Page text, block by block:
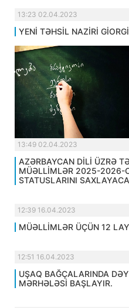
13:23 02.04.2023
YENİ TƏHSİL NAZİRİ
13:49 02.04.2023
AZƏRBAYCAN DİLİ ÜZRƏ
MÜƏLLİMLƏR 2025-2026-
STATUSLARINI
12:39 16.04.2023
MÜƏLLİMLƏR ÜÇÜN 12
12:51 16.04.2023
UŞAQ BAĞÇALARINDA
MƏRHƏLƏSİ BAŞLAYIR.